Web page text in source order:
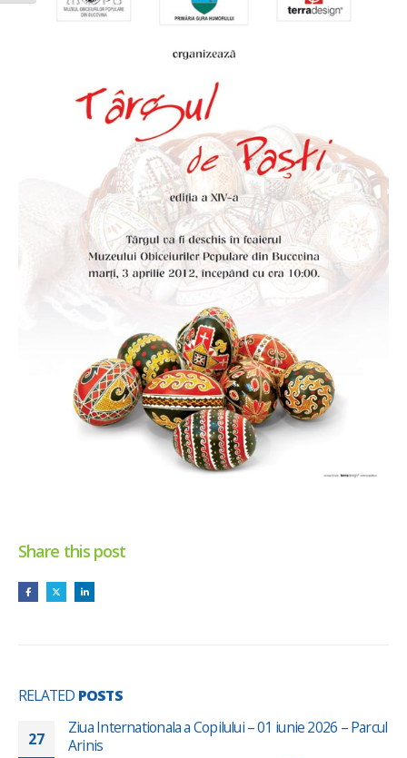
Share this post
RELATED POSTS
27
Ziua Internationala a Copilului – 01 iunie 2026 – Parcul
Arinis